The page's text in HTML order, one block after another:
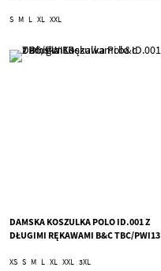
S M L XL XXL
DAMSKA KOSZULKA POLO ID.001 Z
DŁUGIMI RĘKAWAMI B&C TBC/PWI13
XS S M L XL XXL 3XL